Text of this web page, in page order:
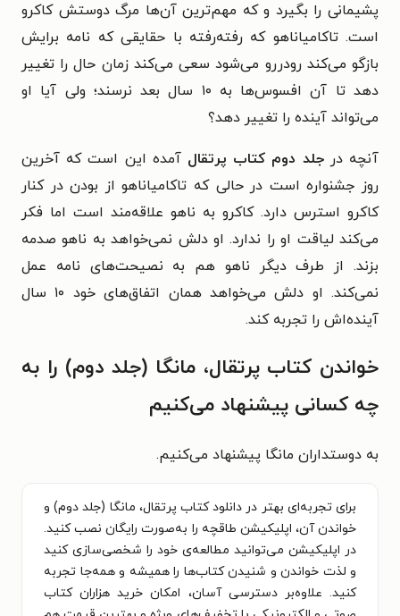
پشیمانی را بگیرد و که مهم‌ترین آن‌ها مرگ دوستش کاکرو
است. تاکامیاناهو که رفته‌رفته با حقایقی که نامه برایش
بازگو می‌کند رودررو می‌شود سعی می‌کند زمان حال را تغییر
دهد تا آن افسوس‌ها به ۱۰ سال بعد نرسند؛ ولی آیا او
می‌تواند آینده را تغییر دهد؟
آنچه درجلد دوم کتاب پرتقال آمده این است که آخرین
روز جشنواره است در حالی که تاکامیاناهو از بودن در کنار
کاکرو استرس دارد. کاکرو به ناهو علاقه‌مند است اما فکر
می‌کند لیاقت او را ندارد. او دلش نمی‌خواهد به ناهو صدمه
بزند. از طرف دیگر ناهو هم به نصیحت‌های نامه عمل
نمی‌کند. او دلش می‌خواهد همان اتفاق‌های خود ۱۰ سال
آینده‌اش را تجربه کند.
خواندن کتاب پرتقال، مانگا (جلد دوم) را به
چه کسانی پیشنهاد می‌کنیم
به دوستداران مانگا پیشنهاد می‌کنیم.
برای تجربه‌ای بهتر در دانلود کتاب پرتقال، مانگا (جلد دوم) و
خواندن آن، اپلیکیشن طاقچه را به‌صورت رایگان نصب کنید.
در اپلیکیشن می‌توانید مطالعه‌ی خود را شخصی‌سازی کنید
و لذت خواندن و شنیدن کتاب‌ها را همیشه و همه‌جا تجربه
کنید. علاوه‌بر دسترسی آسان، امکان خرید هزاران کتاب